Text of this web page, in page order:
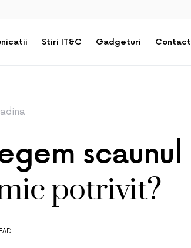
Stiri IT&C Gadgeturi Contact
scaunul
potrivit?